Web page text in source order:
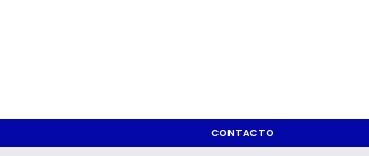
CONTACTO